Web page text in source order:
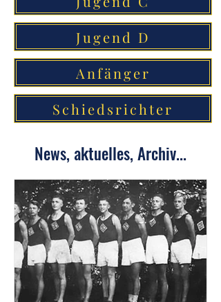
Jugend D
Anfänger
Schiedsrichter
News, aktuelles, Archiv...